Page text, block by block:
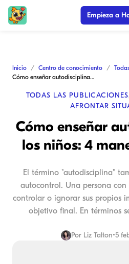
Empieza a
Inicio Centro de conocimiento
Cómo enseñar autodisciplina a los niños: 4 maneras sencillas
TODAS LAS PUBLICACIONES
AFRONTAR
Cómo enseñar
los niños: 4
El término "autodisciplina"
autocontrol. Una persona
controlar o ignorar sus propios
objetivo final. En términos
Por Liz Talton•5